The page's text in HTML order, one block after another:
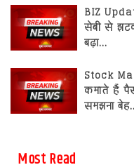
BIZ
सेबी से
बढ़ा...
Stock
कमाते हैं
समझना
Most Read